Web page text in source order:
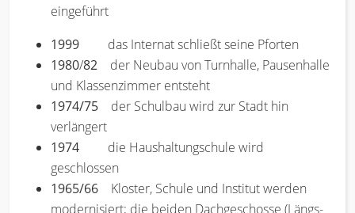
eingeführt
1999 das Internat schließt seine Pforten
1980/82 der Neubau von Turnhalle, Pausenhalle
und Klassenzimmer entsteht
1974/75 der Schulbau wird zur Stadt hin
verlängert
1974 die Haushaltungschule wird
geschlossen
1965/66 Kloster, Schule und Institut werden
modernisiert; die beiden Dachgeschosse (Längs-